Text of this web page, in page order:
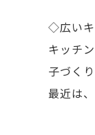
◇広い
キッチ
子づく
最近は